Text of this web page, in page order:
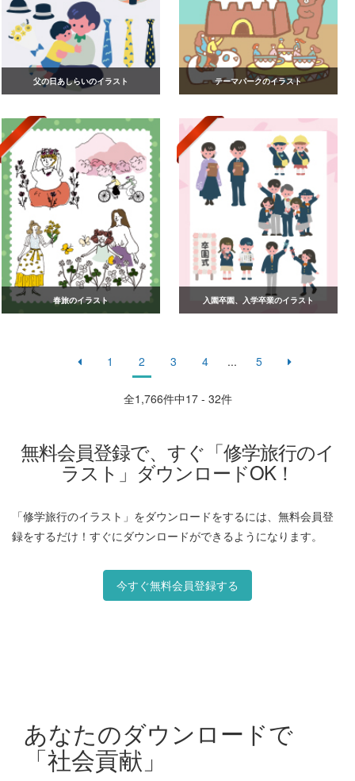
父の日あしらいのイラスト テーマパークのイラスト
春旅のイラスト 入園卒園、入学卒業のイラスト
1 2 3 4 ... 5
全1,766件中17 - 32件
無料会員登録で、すぐ「修学旅行のイ
ラスト」ダウンロードOK！
「修学旅行のイラスト」をダウンロードをするには、無料会員登
録をするだけ！すぐにダウンロードができるようになります。
今すぐ無料会員登録する
あなたのダウンロードで
「社会貢献」